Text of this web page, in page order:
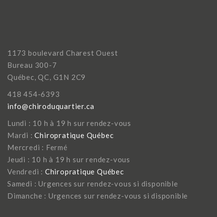
1173 boulevard Charest Ouest
Bureau 300-7
Québec, QC, G1N 2C9
418 454-6393
info@chiroduquartier.ca
Lundi : 10 h à 19 h sur rendez-vous
Mardi :Chiropratique Québec
Mercredi : Fermé
Jeudi : 10 h à 19 h sur rendez-vous
Vendredi : Chiropratique Québec
Samedi : Urgences sur rendez-vous si disponible
Dimanche : Urgences sur rendez-vous si disponible